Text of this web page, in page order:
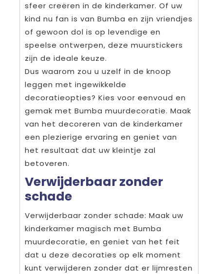
sfeer creëren in de kinderkamer. Of uw
kind nu fan is van Bumba en zijn vriendjes
of gewoon dol is op levendige en
speelse ontwerpen, deze muurstickers
zijn de ideale keuze.
Dus waarom zou u uzelf in de knoop
leggen met ingewikkelde
decoratieopties? Kies voor eenvoud en
gemak met Bumba muurdecoratie. Maak
van het decoreren van de kinderkamer
een plezierige ervaring en geniet van
het resultaat dat uw kleintje zal
betoveren.
Verwijderbaar zonder
schade
Verwijderbaar zonder schade: Maak uw
kinderkamer magisch met Bumba
muurdecoratie, en geniet van het feit
dat u deze decoraties op elk moment
kunt verwijderen zonder dat er lijmresten